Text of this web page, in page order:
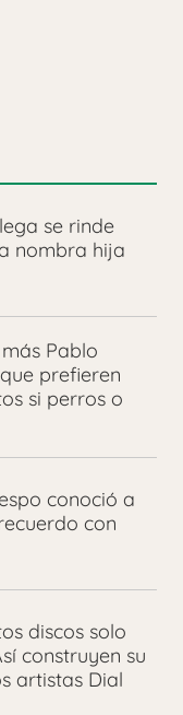
se rinde
nombra hija
Pablo
prefieren
si perros o
conoció a
con
discos solo
construyen su
artistas Dial